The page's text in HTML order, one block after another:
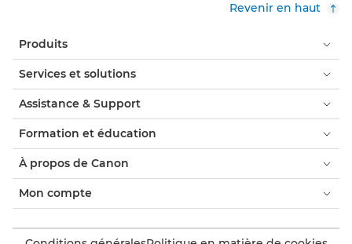
Revenir en haut
Produits
Services et solutions
Assistance & Support
Formation et éducation
À propos de Canon
Mon compte